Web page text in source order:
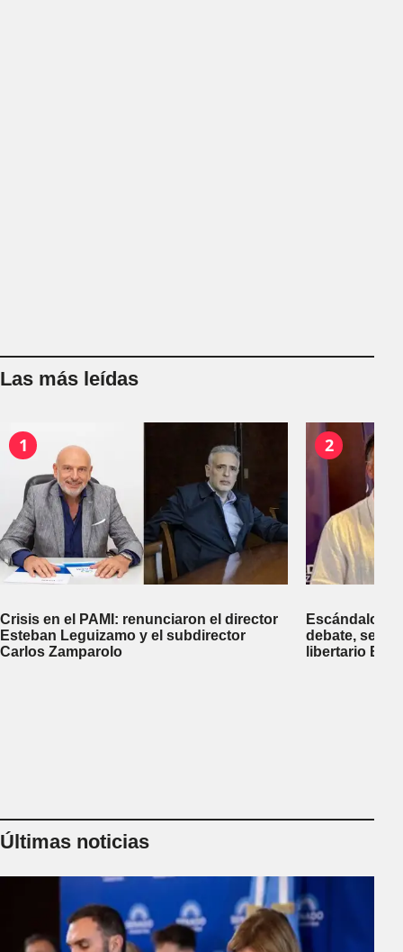
Las más leídas
1
Crisis en el PAMI: renunciaron el director
Esteban Leguizamo y el subdirector
Carlos Zamparolo
2
Escándalo
debate, se
libertario
Últimas noticias